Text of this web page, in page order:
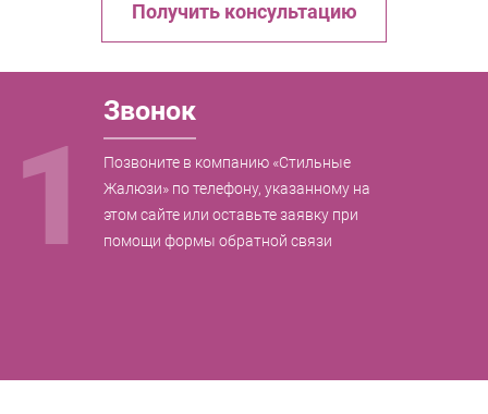
Получить консультацию
1
Звонок
Позвоните в компанию «Стильные
Жалюзи» по телефону, указанному на
этом сайте или оставьте заявку при
помощи формы обратной связи